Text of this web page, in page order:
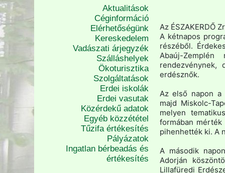
Aktualitások
Céginformáció
Elérhetőségünk
Kereskedelem
Vadászati árjegyzék
Szálláshelyek
Ökoturisztika
Szolgáltatások
Erdei iskolák
Erdei vasutak
Közérdekű adatok
Egyéb közzététel
Tűzifa értékesítés
Pályázatok
Ingatlan bérbeadás és
értékesítés
Az ÉSZAKERDŐ
A kétnapos
részéből.
Abaúj-
erdésznők.
Az első napon a
majd Miskolc-
melyen
formában mérték
pihenhették ki. A
A második
Adorján
Lillafüredi